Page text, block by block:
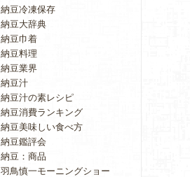
納豆冷凍保存
納豆大辞典
納豆巾着
納豆料理
納豆業界
納豆汁
納豆汁の素レシピ
納豆消費ランキング
納豆美味しい食べ方
納豆鑑評会
納豆：商品
羽鳥慎一モーニングショー